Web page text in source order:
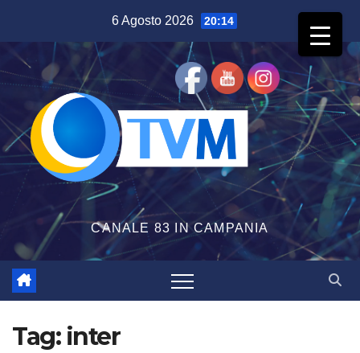
contenuto
6 Agosto 2026 20:14
CANALE 83 IN CAMPANIA
Tag: inter